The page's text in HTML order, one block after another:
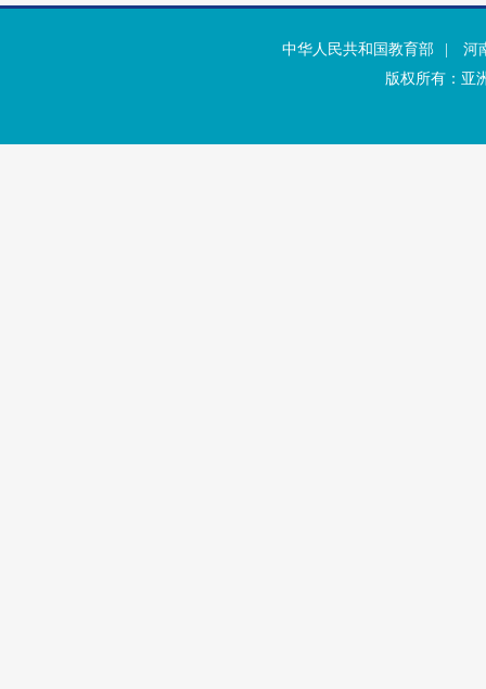
中华人民共和国教育部
河
版权所有：亚